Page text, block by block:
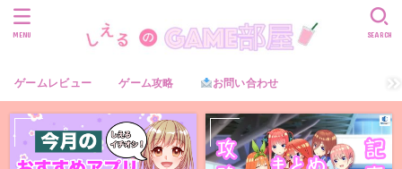
ゲームレビュー ゲーム攻略 お問い合わせ
SEARCH
MENU